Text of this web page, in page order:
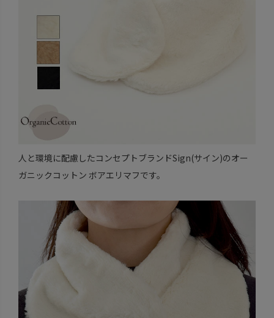
人と環境に配慮したコンセプトブランドSign(サイン)のオー
ガニックコットン ボアエリマフです。